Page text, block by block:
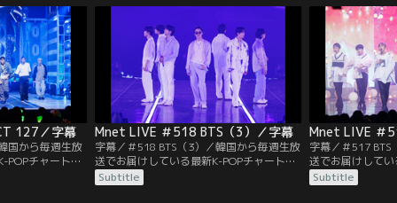
127／字幕
国から毎週生放
POPチャートシ
Mnet LIVE ＃518 BTS（3）／字幕
字幕／＃518 BTS（3）／韓国から毎週生放
送でお届けしている最新K-POPチャートシ
ョー「M COUNTDOWN」のBTS出演ステー
ジをお届け！
Subtitle
Mnet LIVE ＃
字幕／＃517
送でお届けして
ョー「M
ジをお届け！
Subtitle